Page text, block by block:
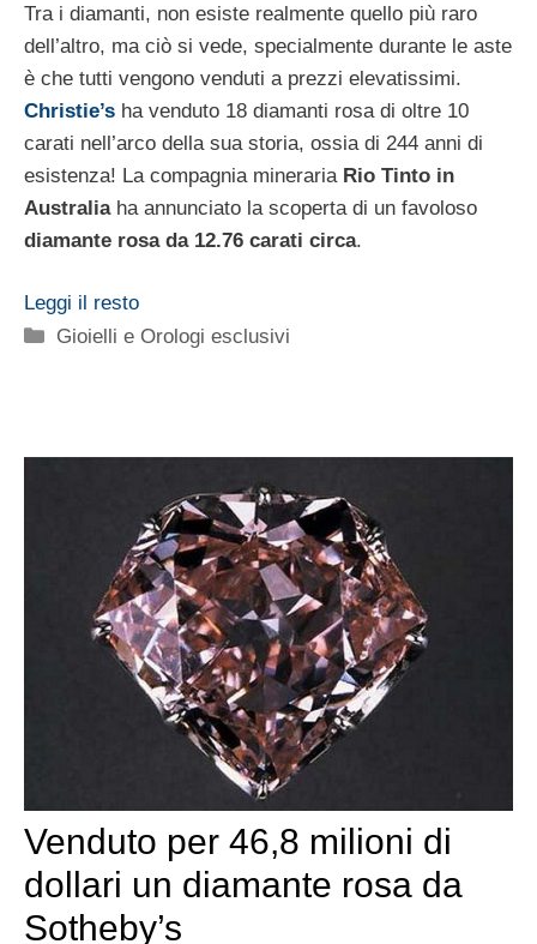
Tra i diamanti, non esiste realmente quello più raro
dell’altro, ma ciò si vede, specialmente durante le aste
è che tutti vengono venduti a prezzi elevatissimi.
Christie’s ha venduto 18 diamanti rosa di oltre 10
carati nell’arco della sua storia, ossia di 244 anni di
esistenza! La compagnia mineraria Rio Tinto in
Australiaha annunciato la scoperta di un favoloso
diamante rosa da 12.76 carati circa.
Leggi il resto
Categorie
Gioielli e Orologi esclusivi
Venduto per 46,8 milioni di
dollari un diamante rosa da
Sotheby’s